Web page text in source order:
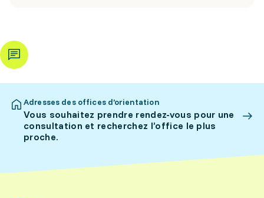
Adresses des offices d’orientation
Vous souhaitez prendre rendez-vous pour une
consultation et recherchez l’office le plus
proche.